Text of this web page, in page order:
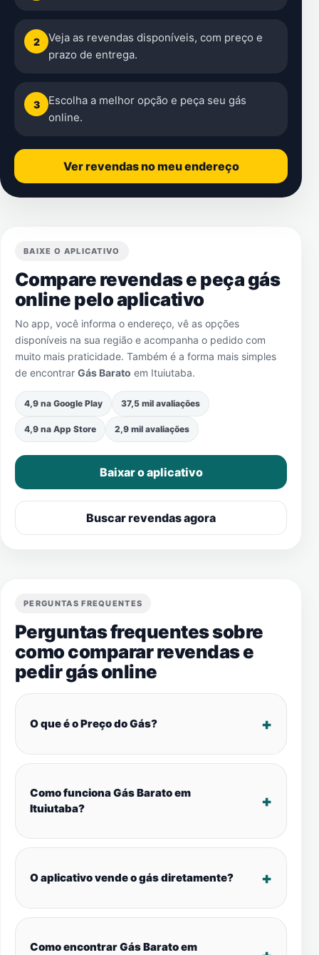
2
Veja as revendas disponíveis, com preço e
prazo de entrega.
3
Escolha a melhor opção e peça seu gás
online.
Ver revendas no meu endereço
BAIXE O APLICATIVO
Compare revendas e peça gás
online pelo aplicativo
No app, você informa o endereço, vê as opções
disponíveis na sua região e acompanha o pedido com
muito mais praticidade. Também é a forma mais simples
de encontrar Gás Barato em Ituiutaba.
4,9 na Google Play 37,5 mil avaliações
4,9 na App Store 2,9 mil avaliações
Baixar o aplicativo
Buscar revendas agora
PERGUNTAS FREQUENTES
Perguntas frequentes sobre
como comparar revendas e
pedir gás online
O que é o Preço do Gás?
Como funciona Gás Barato em
Ituiutaba?
O aplicativo vende o gás diretamente?
Como encontrar Gás Barato em